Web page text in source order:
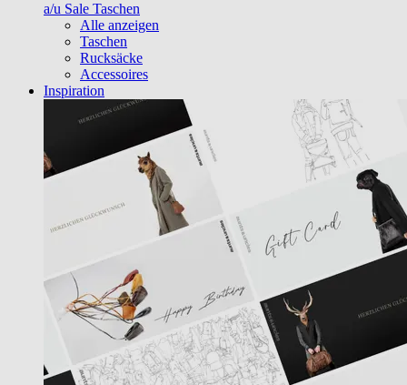
a/u Sale Taschen
Alle anzeigen
Taschen
Rucksäcke
Accessoires
Inspiration